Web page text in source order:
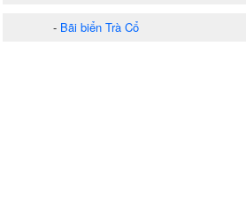
- Bãi biển Trà Cổ